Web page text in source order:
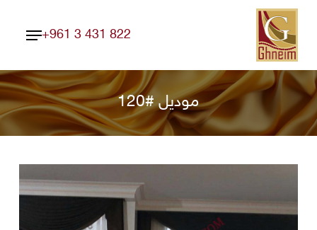
Skip
main
content
+961 3 431 822
Menu
موديل #120
Close
Menu